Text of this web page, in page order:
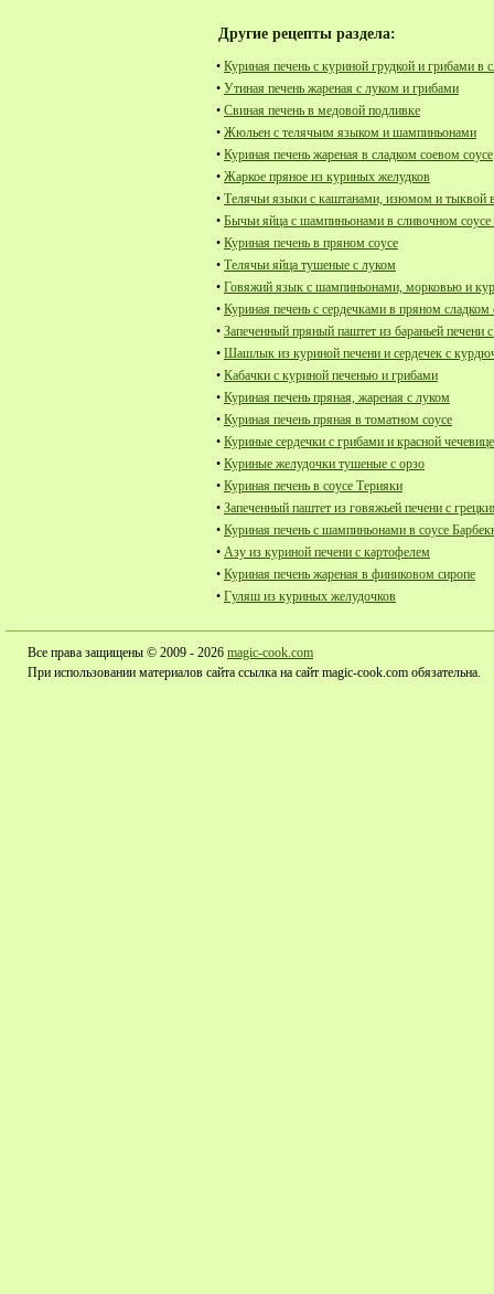
Другие рецепты раздела:
• Куриная печень с куриной грудкой и грибами в
• Утиная печень жареная с луком и грибами
• Свиная печень в медовой подливке
• Жюльен с телячьим языком и шампиньонами
• Куриная печень жареная в сладком соевом соусе
• Жаркое пряное из куриных желудков
• Телячьи языки с каштанами, изюмом и тыквой
• Бычьи яйца с шампиньонами в сливочном соусе
• Куриная печень в пряном соусе
• Телячьи яйца тушеные с луком
• Говяжий язык с шампиньонами, морковью и
• Куриная печень с сердечками в пряном сладком
• Запеченный пряный паштет из бараньей печени
• Шашлык из куриной печени и сердечек с
• Кабачки с куриной печенью и грибами
• Куриная печень пряная, жареная с луком
• Куриная печень пряная в томатном соусе
• Куриные сердечки с грибами и красной
• Куриные желудочки тушеные с орзо
• Куриная печень в соусе Терияки
• Запеченный паштет из говяжьей печени с
• Куриная печень с шампиньонами в соусе
• Азу из куриной печени с картофелем
• Куриная печень жареная в финиковом сиропе
• Гуляш из куриных желудочков
Все права защищены © 2009 - 2026 magic-cook.com
При использовании материалов сайта ссылка на сайт magic-cook.com обязательна.